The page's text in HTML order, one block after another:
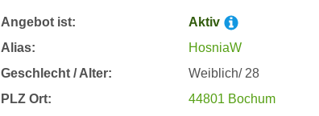
Angebot ist:
Aktiv
Alias:
HosniaW
Geschlecht / Alter:
Weiblich/ 28
PLZ Ort:
44801 Bochum